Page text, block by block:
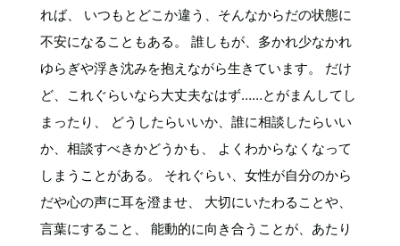
れば、 いつもとどこか違う、そんなからだの状態に
不安になることもある。 誰しもが、多かれ少なかれ
ゆらぎや浮き沈みを抱えながら生きています。 だけ
ど、これぐらいなら大丈夫なはず……とがまんしてし
まったり、 どうしたらいいか、誰に相談したらいい
か、相談すべきかどうかも、 よくわからなくなって
しまうことがある。 それぐらい、女性が自分のから
だや心の声に耳を澄ませ、 大切にいたわることや、
言葉にすること、 能動的に向き合うことが、あたり